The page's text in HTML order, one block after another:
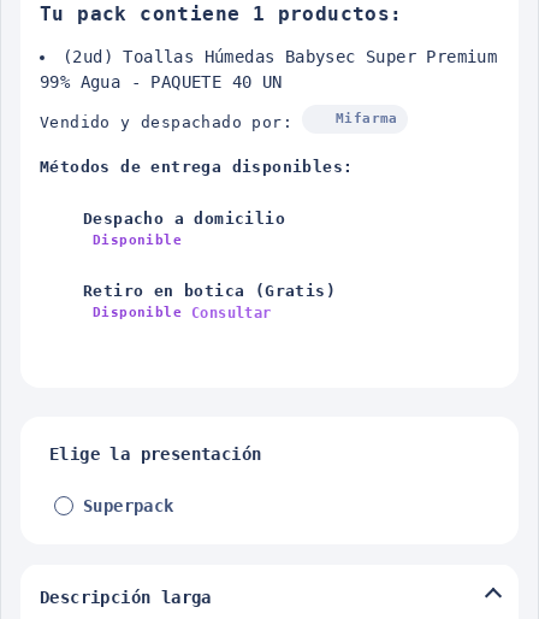
Tu pack contiene 1 productos:
(2ud) Toallas Húmedas Babysec Super Premium
99% Agua - PAQUETE 40 UN
Vendido y despachado por: Mifarma
Métodos de entrega disponibles:
Despacho a domicilio
Disponible
Retiro en botica (Gratis)
Disponible Consultar
Elige la presentación
Superpack
Descripción larga